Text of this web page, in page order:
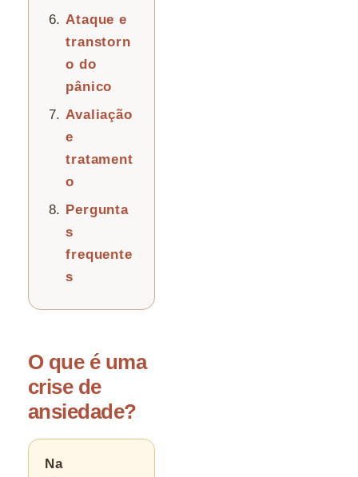
Ataque e
transtorn
o do
pânico
Avaliação
e
tratament
o
Pergunta
s
frequente
s
O que é uma
crise de
ansiedade?
Na